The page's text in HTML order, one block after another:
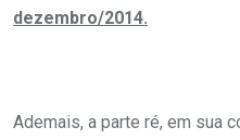
dezembro/2014.
Ademais, a parte ré, em sua